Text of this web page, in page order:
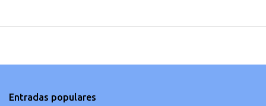
Entradas populares